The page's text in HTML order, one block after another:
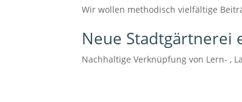
Wir wollen methodisch vielfältige
Neue Stadtgärtnerei
Nachhaltige Verknüpfung von Lern- ,